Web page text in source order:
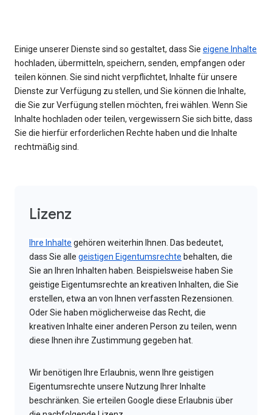
Einige unserer Dienste sind so gestaltet, dass Sie eigene Inhalte
hochladen, übermitteln, speichern, senden, empfangen oder
teilen können. Sie sind nicht verpflichtet, Inhalte für unsere
Dienste zur Verfügung zu stellen, und Sie können die Inhalte,
die Sie zur Verfügung stellen möchten, frei wählen. Wenn Sie
Inhalte hochladen oder teilen, vergewissern Sie sich bitte, dass
Sie die hierfür erforderlichen Rechte haben und die Inhalte
rechtmäßig sind.
Lizenz
Ihre Inhalte gehören weiterhin Ihnen. Das bedeutet,
dass Sie alle geistigen Eigentumsrechte behalten, die
Sie an Ihren Inhalten haben. Beispielsweise haben Sie
geistige Eigentumsrechte an kreativen Inhalten, die Sie
erstellen, etwa an von Ihnen verfassten Rezensionen.
Oder Sie haben möglicherweise das Recht, die
kreativen Inhalte einer anderen Person zu teilen, wenn
diese Ihnen ihre Zustimmung gegeben hat.
Wir benötigen Ihre Erlaubnis, wenn Ihre geistigen
Eigentumsrechte unsere Nutzung Ihrer Inhalte
beschränken. Sie erteilen Google diese Erlaubnis über